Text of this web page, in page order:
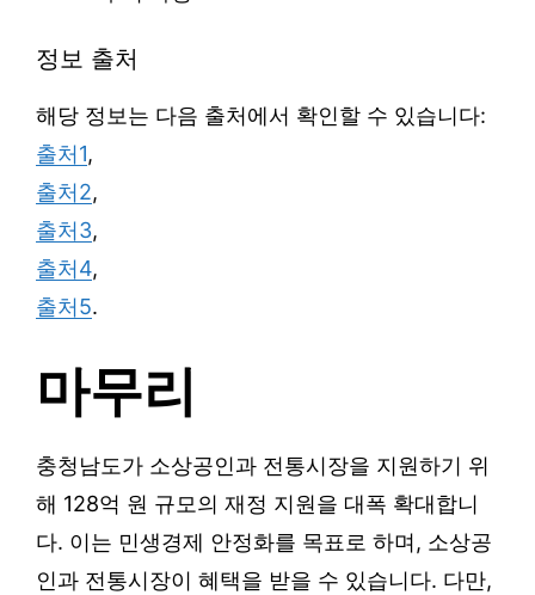
정보 출처
해당 정보는 다음 출처에서 확인할 수 있습니다:
출처1,
출처2,
출처3,
출처4,
출처5.
마무리
충청남도가 소상공인과 전통시장을 지원하기 위
해 128억 원 규모의 재정 지원을 대폭 확대합니
다. 이는 민생경제 안정화를 목표로 하며, 소상공
인과 전통시장이 혜택을 받을 수 있습니다. 다만,